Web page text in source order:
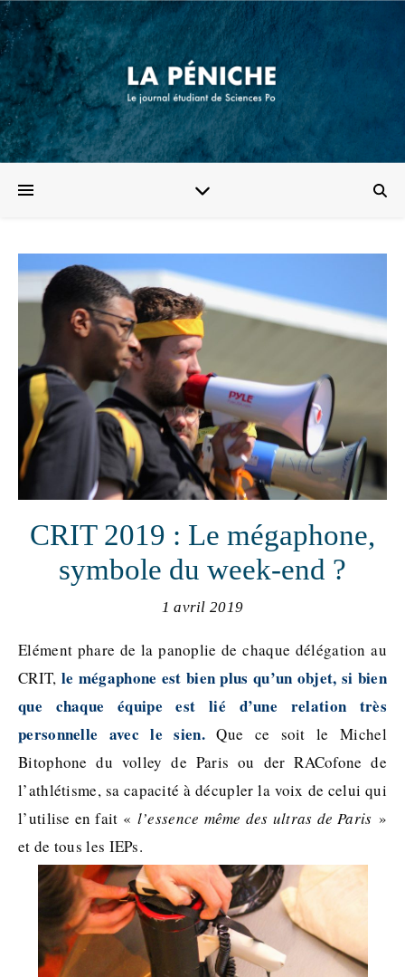
CRIT 2019 : Le mégaphone,
symbole du week-end ?
1 avril 2019
Elément phare de la panoplie de chaque délégation au
CRIT, le mégaphone est bien plus qu’un objet, si bien
que chaque équipe est lié d’une relation très
personnelle avec le sien.Que ce soit le Michel
Bitophone du volley de Paris ou der RACofone de
l’athlétisme, sa capacité à décupler la voix de celui qui
l’utilise en fait « l’essence même des ultras de Paris »
et de tous les IEPs.